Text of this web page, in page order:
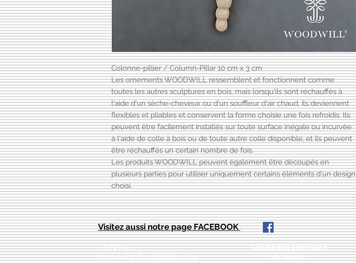
Colonne-pillier / Column-Pillar 10 cm x 3 cm
Les ornements WOODWILL ressemblent et fonctionnent comme
toutes les autres sculptures en bois, mais lorsqu'ils sont réchauffés à
l'aide d'un sèche-cheveux ou d'un souffleur d'air chaud, ils deviennent
flexibles et pliables et conservent la forme choisie une fois refroidis. Ils
peuvent être facilement installés sur toute surface inégale ou incurvée
à l'aide de colle à bois ou de toute autre colle disponible, et ils peuvent
être réchauffés un certain nombre de fois.
Les produits WOODWILL peuvent également être découpés en
plusieurs parties pour utiliser uniquement certains éléments d'un design
choisi.
Visitez aussi notre page FACEBOOK
CONTACT:
courriel:info@latelier13.be
Conditions générales
de vente::